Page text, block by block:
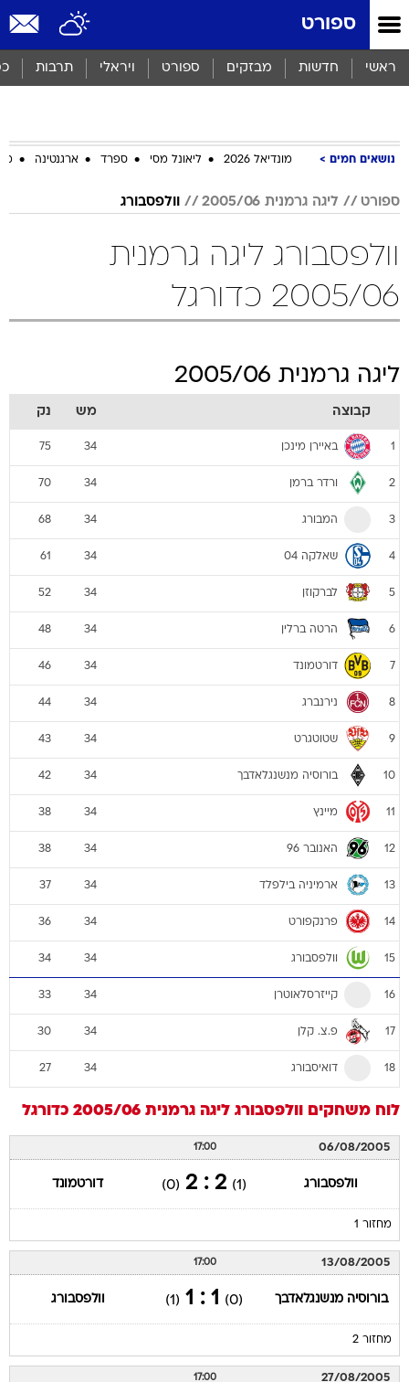
ספורט
ראשי חדשות מבזקים ספורט ויראלי תרבות
נושאים חמים מונדיאל 2026 ליאונל מסי ספרד ארגנטינה
ספורט ליגה גרמנית 2005/06 וולפסבורג
וולפסבורג ליגה גרמנית
2005/06 כדורגל
ליגה גרמנית 2005/06
קבוצה מש נק
1 באיירן מינכן 34
75
2 ורדר ברמן 34
70
3 המבורג 34
68
4 שאלקה 04 34
61
5 לברקוזן 34
52
6 הרטה ברלין 34
48
7 דורטמונד 34
46
8 נירנברג 34
44
9 שטוטגרט 34
43
10 בורוסיה מנשנגלאדבך 34
42
11 מיינץ 34
38
12 האנובר 96 34
38
13 ארמיניה בילפלד 34
37
14 פרנקפורט 34
36
15 וולפסבורג 34
34
16 קייזרסלאוטרן 34
33
17 פ.צ. קלן 34
30
18 דואיסבורג 34
27
לוח משחקים וולפסבורג ליגה גרמנית 2005/06 כדורגל
06/08/2005
17:00
וולפסבורג (1)
2 : 2
(0) דורטמונד
מחזור 1
13/08/2005
17:00
בורוסיה מנשנגלאדבך (0)
1 : 1
(1) וולפסבורג
מחזור 2
27/08/2005
17:00